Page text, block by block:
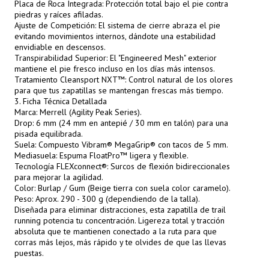
Placa de Roca Integrada: Protección total bajo el pie contra
piedras y raíces afiladas.
Ajuste de Competición: El sistema de cierre abraza el pie
evitando movimientos internos, dándote una estabilidad
envidiable en descensos.
Transpirabilidad Superior: El "Engineered Mesh" exterior
mantiene el pie fresco incluso en los días más intensos.
Tratamiento Cleansport NXT™: Control natural de los olores
para que tus zapatillas se mantengan frescas más tiempo.
3. Ficha Técnica Detallada
Marca: Merrell (Agility Peak Series).
Drop: 6 mm (24 mm en antepié / 30 mm en talón) para una
pisada equilibrada.
Suela: Compuesto Vibram® MegaGrip® con tacos de 5 mm.
Mediasuela: Espuma FloatPro™ ligera y flexible.
Tecnología FLEXconnect®: Surcos de flexión bidireccionales
para mejorar la agilidad.
Color: Burlap / Gum (Beige tierra con suela color caramelo).
Peso: Aprox. 290 - 300 g (dependiendo de la talla).
Diseñada para eliminar distracciones, esta zapatilla de trail
running potencia tu concentración. Ligereza total y tracción
absoluta que te mantienen conectado a la ruta para que
corras más lejos, más rápido y te olvides de que las llevas
puestas.